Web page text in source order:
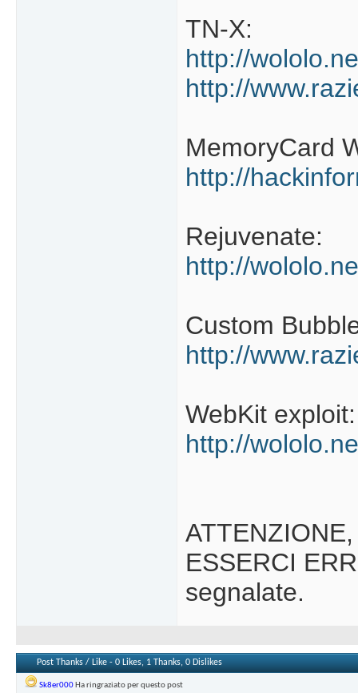
TN-X:
http://
http://
MemoryCard
http://
Rejuvenate:
http://
Custom
http://
WebKit exploit:
http://
ESSERCI
segnalate.
Post Thanks / Like - 0 Likes, 1 Thanks, 0 Dislikes
Sk8er000Ha ringraziato per questo post